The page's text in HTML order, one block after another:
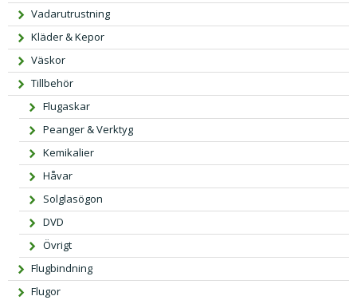
Vadarutrustning
Kläder & Kepor
Väskor
Tillbehör
Flugaskar
Peanger & Verktyg
Kemikalier
Håvar
Solglasögon
DVD
Övrigt
Flugbindning
Flugor